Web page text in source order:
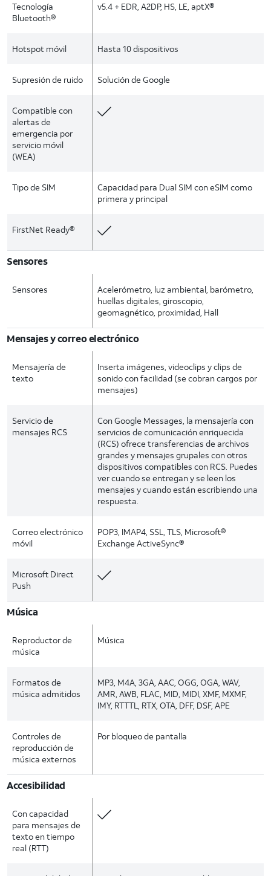
Tecnología
Bluetooth®
v5.4 + EDR, A2DP, HS, LE, aptX®
Hotspot móvil Hasta 10 dispositivos
Supresión de ruido Solución de Google
Compatible con
alertas de
emergencia por
servicio móvil
(WEA)
Tipo de SIM
Capacidad para Dual SIM con eSIM como
primera y principal
FirstNet Ready®
Sensores
Sensores
Acelerómetro, luz ambiental, barómetro,
huellas digitales, giroscopio,
geomagnético, proximidad, Hall
Mensajes y correo electrónico
Mensajería de
texto
Inserta imágenes, videoclips y clips de
sonido con facilidad (se cobran cargos por
mensajes)
Servicio de
mensajes RCS
Con Google Messages, la mensajería con
servicios de comunicación enriquecida
(RCS) ofrece transferencias de archivos
grandes y mensajes grupales con otros
dispositivos compatibles con RCS. Puedes
ver cuando se entregan y se leen los
mensajes y cuando están escribiendo una
respuesta.
Correo electrónico
móvil
POP3, IMAP4, SSL, TLS, Microsoft®
Exchange ActiveSync®
Microsoft Direct
Push
Música
Reproductor de
música
Música
Formatos de
música admitidos
MP3, M4A, 3GA, AAC, OGG, OGA, WAV,
AMR, AWB, FLAC, MID, MIDI, XMF, MXMF,
IMY, RTTTL, RTX, OTA, DFF, DSF, APE
Controles de
reproducción de
música externos
Por bloqueo de pantalla
Accesibilidad
Con capacidad
para mensajes de
texto en tiempo
real (RTT)